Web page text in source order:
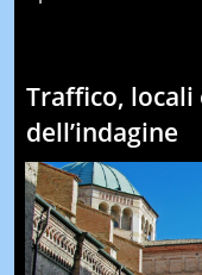
Traffico,
dell’indagine